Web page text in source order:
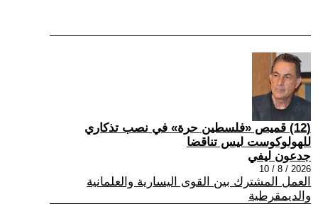
(12) قميص «فلسطين حرة» في نصب تذكاري
للهولوكوست ليس تناقضا
جدعون ليفي
2026 / 8 / 10
العمل المشترك بين القوى اليسارية والعلمانية
والديمقرطية